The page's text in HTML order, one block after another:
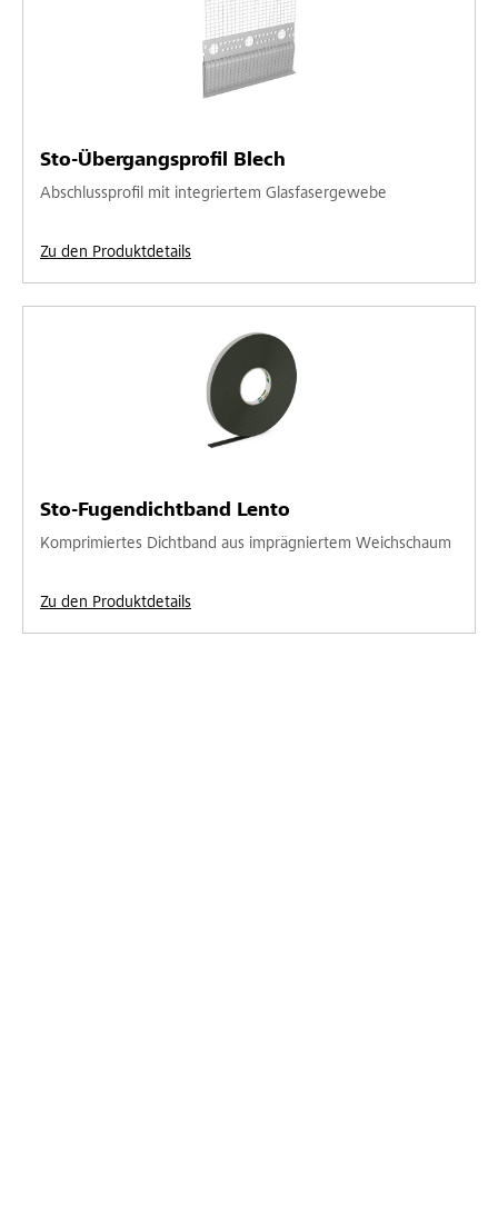
Sto-Übergangsprofil Blech
Abschlussprofil mit integriertem Glasfasergewebe
Zu den Produktdetails
Sto-Fugendichtband Lento
Komprimiertes Dichtband aus imprägniertem Weichschaum
Zu den Produktdetails